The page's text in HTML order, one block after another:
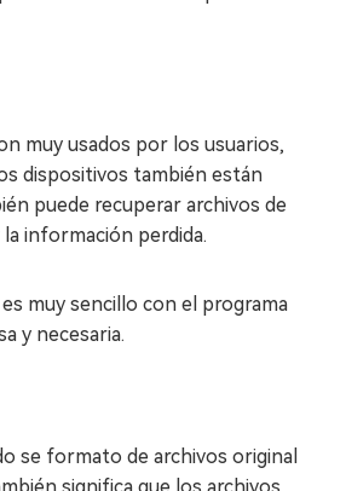
muy usados por los usuarios,
dispositivos también están
puede recuperar archivos de
información perdida.
muy sencillo con el programa
y necesaria.
se formato de archivos original